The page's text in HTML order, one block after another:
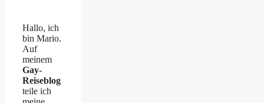
Hallo, ich
bin Mario.
Auf
meinem
Gay-
Reiseblog
teile ich